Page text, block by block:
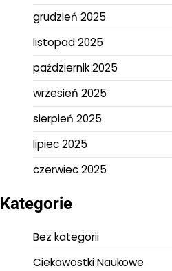
grudzień 2025
listopad 2025
październik 2025
wrzesień 2025
sierpień 2025
lipiec 2025
czerwiec 2025
Kategorie
Bez kategorii
Ciekawostki Naukowe